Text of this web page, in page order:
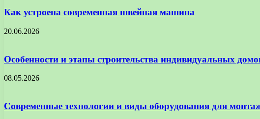
Как устроена современная швейная машина
20.06.2026
Особенности и этапы строительства индивидуальных
08.05.2026
Современные технологии и виды оборудования для